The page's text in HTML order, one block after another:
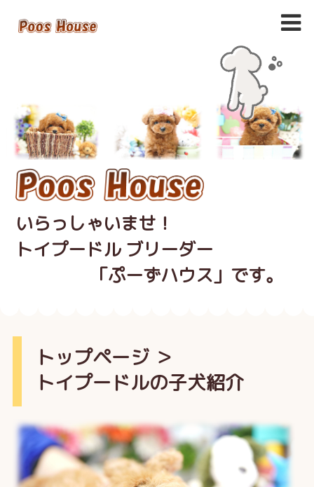
いらっしゃいませ！
トイプードル ブリーダー
「ぷーずハウス」です。
トップページ＞
トイプードルの子犬紹介